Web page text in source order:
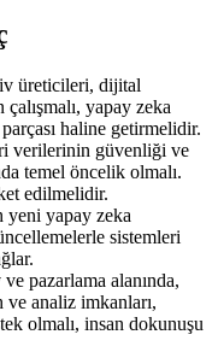
üreticileri, dijital
yapay zeka
haline getirmelidir.
verilerinin güvenliği ve
temel öncelik olmalı.
edilmelidir.
yeni yapay zeka
sistemleri
pazarlama alanında,
ve analiz imkanları,
olmalı, insan dokunuşu